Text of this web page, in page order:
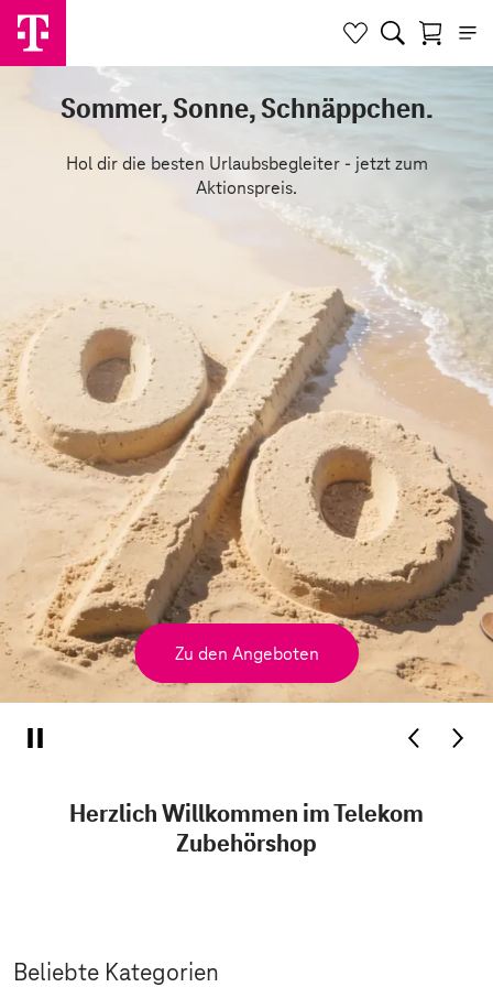
Sommer, Sonne, Schnäppchen.
Hol dir die besten Urlaubsbegleiter - jetzt zum
Aktionspreis.
Zu den Angeboten
Herzlich Willkommen im Telekom
Zubehörshop
Beliebte Kategorien